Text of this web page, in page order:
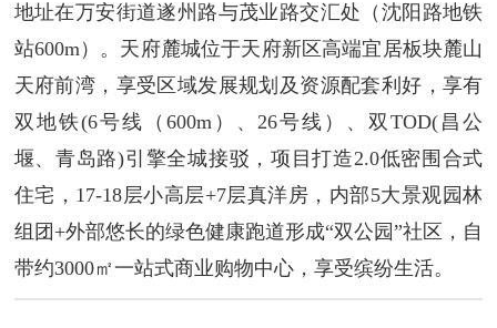
地址在万安街道遂州路与茂业路交汇处（沈阳路地铁
站600m）。天府麓城位于天府新区高端宜居板块麓山
天府前湾，享受区域发展规划及资源配套利好，享有
双地铁(6号线（600m）、26号线）、双TOD(昌公
堰、青岛路)引擎全城接驳，项目打造2.0低密围合式
住宅，17-18层小高层+7层真洋房，内部5大景观园林
组团+外部悠长的绿色健康跑道形成“双公园”社区，自
带约3000㎡一站式商业购物中心，享受缤纷生活。